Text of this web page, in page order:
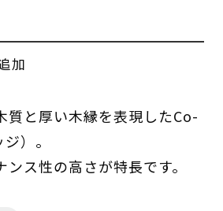
加
質と厚い木縁を表現したCo-
）。
ス性の高さが特長です。